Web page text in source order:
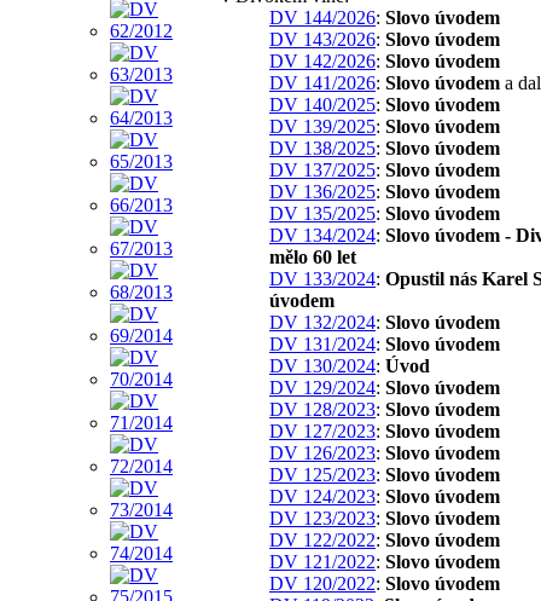
DV 144/2026: Slovo úvodem
DV 143/2026: Slovo úvodem
DV 142/2026: Slovo úvodem
DV 141/2026: Slovo úvodem a
DV 140/2025: Slovo úvodem
DV 139/2025: Slovo úvodem
DV 138/2025: Slovo úvodem
DV 137/2025: Slovo úvodem
DV 136/2025: Slovo úvodem
DV 135/2025: Slovo úvodem
DV 134/2024: Slovo úvodem -
mělo 60 let
DV 133/2024: Opustil nás Karel
úvodem
DV 132/2024: Slovo úvodem
DV 131/2024: Slovo úvodem
DV 130/2024: Úvod
DV 129/2024: Slovo úvodem
DV 128/2023: Slovo úvodem
DV 127/2023: Slovo úvodem
DV 126/2023: Slovo úvodem
DV 125/2023: Slovo úvodem
DV 124/2023: Slovo úvodem
DV 123/2023: Slovo úvodem
DV 122/2022: Slovo úvodem
DV 121/2022: Slovo úvodem
DV 120/2022: Slovo úvodem